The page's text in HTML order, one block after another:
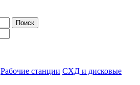
Поиск
Рабочие станции СХД и дисковые